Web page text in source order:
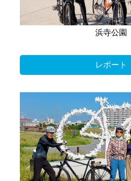
浜寺公園
レポート